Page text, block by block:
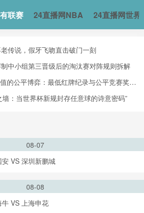
联赛 24直播网NBA 24直播网世界
传说，假牙飞吻直击破门一刻
中小组第三晋级后的淘汰赛对阵规则拆解
的公平博弈：最低红牌纪录与公平竞赛奖评
墙：当世界杯新规封存任意球的诗意密码”
08-07
VS 深圳新鹏城
08-08
VS 上海申花